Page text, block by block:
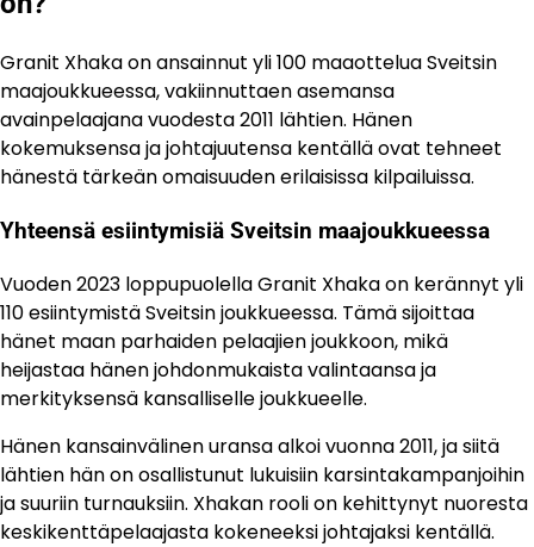
Granit Xhaka on ansainnut yli 100 maaottelua Sveitsin
maajoukkueessa, vakiinnuttaen asemansa
avainpelaajana vuodesta 2011 lähtien. Hänen
kokemuksensa ja johtajuutensa kentällä ovat tehneet
hänestä tärkeän omaisuuden erilaisissa kilpailuissa.
Yhteensä esiintymisiä Sveitsin maajoukkueessa
Vuoden 2023 loppupuolella Granit Xhaka on kerännyt yli
110 esiintymistä Sveitsin joukkueessa. Tämä sijoittaa
hänet maan parhaiden pelaajien joukkoon, mikä
heijastaa hänen johdonmukaista valintaansa ja
merkityksensä kansalliselle joukkueelle.
Hänen kansainvälinen uransa alkoi vuonna 2011, ja siitä
lähtien hän on osallistunut lukuisiin karsintakampanjoihin
ja suuriin turnauksiin. Xhakan rooli on kehittynyt nuoresta
keskikenttäpelaajasta kokeneeksi johtajaksi kentällä.